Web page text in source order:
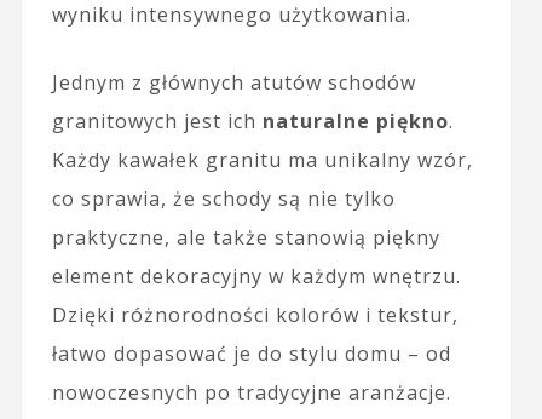
wyniku intensywnego użytkowania.
Jednym z głównych atutów schodów
granitowych jest ich naturalne piękno.
Każdy kawałek granitu ma unikalny wzór,
co sprawia, że schody są nie tylko
praktyczne, ale także stanowią piękny
element dekoracyjny w każdym wnętrzu.
Dzięki różnorodności kolorów i tekstur,
łatwo dopasować je do stylu domu – od
nowoczesnych po tradycyjne aranżacje.